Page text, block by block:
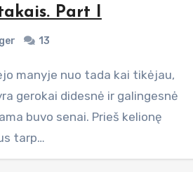
Part I
13
gerokai didesnė ir galingesnė
buvo senai. Prieš kelionę
tarp…